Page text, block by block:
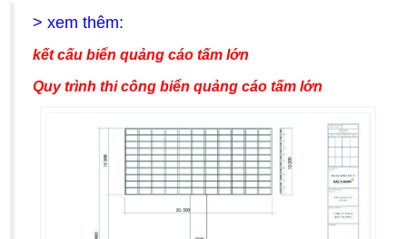
> xem thêm:
kết cấu biển quảng cáo tấm lớn
Quy trình thi công biển quảng cáo tấm lớn